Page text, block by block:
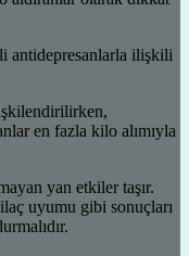
antidepresanlarla ilişkili
en fazla kilo alımıyla
yan etkiler taşır.
uyumu gibi sonuçları